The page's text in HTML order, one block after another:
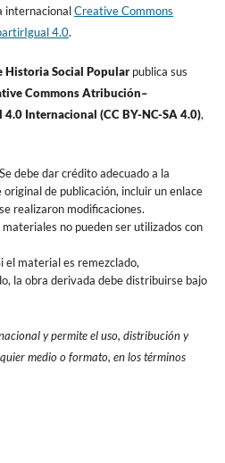
internacionalCreative Commons
4.0.
Historia Social Popularpublica sus
Commons Atribución–
Internacional (CC BY-NC-SA 4.0),
Se debe dar crédito adecuado a la
de publicación, incluir un enlace
realizaron modificaciones.
materiales no pueden ser utilizados con
el material es remezclado,
la obra derivada debe distribuirse bajo
y permite el uso, distribución y
medio o formato, en los términos